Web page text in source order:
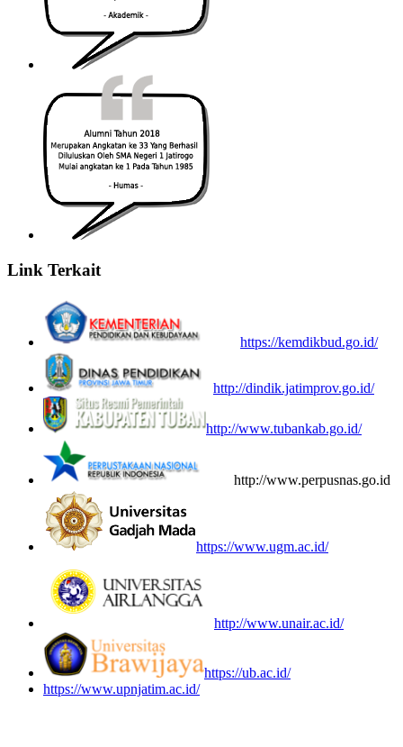
Link Terkait
https://kemdikbud.go.id/
http://dindik.jatimprov.go.id/
http://www.tubankab.go.id/
http://www.perpusnas.go.id
https://www.ugm.ac.id/
http://www.unair.ac.id/
https://ub.ac.id/
https://www.upnjatim.ac.id/